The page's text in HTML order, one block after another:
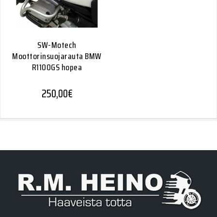
SW-Motech
Moottorinsuojarauta BMW
R1100GS hopea
250,00€